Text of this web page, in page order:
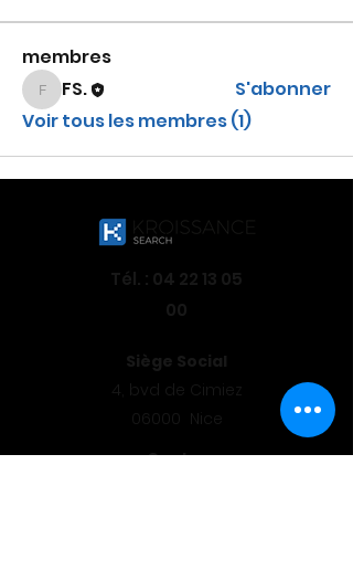
membres
FS.FS.
S'abonner
Voir tous les membres (1)
Tél. : 04 22 13 05
00
Siège Social
4, bvd de Cimiez
06000 Nice
Centre